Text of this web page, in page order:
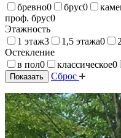
бревно0 брус0
проф. брус0
Этажность
1 этаж3 1,5 этажа0
Остекление
в пол0 классическое0
Показать Сброс